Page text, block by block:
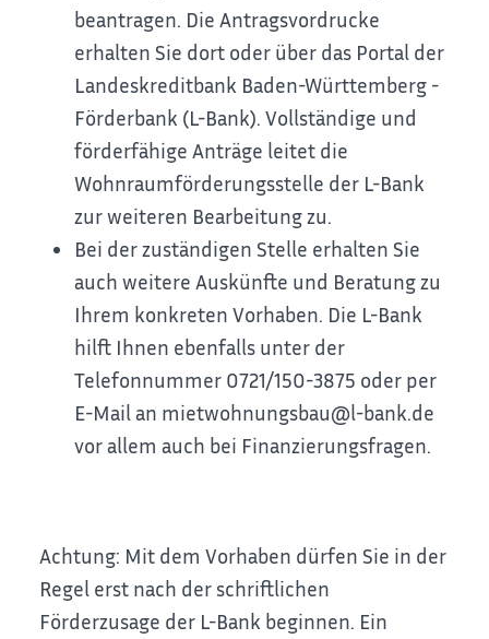
beantragen. Die Antragsvordrucke
erhalten Sie dort oder über das Portal der
Landeskreditbank Baden-Württemberg -
Förderbank (L-Bank). Vollständige und
förderfähige Anträge leitet die
Wohnraumförderungsstelle der L-Bank
zur weiteren Bearbeitung zu.
Bei der zuständigen Stelle erhalten Sie
auch weitere Auskünfte und Beratung zu
Ihrem konkreten Vorhaben. Die L-Bank
hilft Ihnen ebenfalls unter der
Telefonnummer 0721/150-3875 oder per
E-Mail an mietwohnungsbau@l-bank.de
vor allem auch bei Finanzierungsfragen.
Achtung: Mit dem Vorhaben dürfen Sie in der
Regel erst nach der schriftlichen
Förderzusage der L-Bank beginnen. Ein